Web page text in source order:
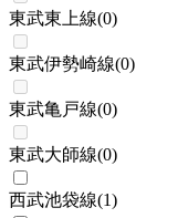
東武東上線(0)
東武伊勢崎線(0)
東武亀戸線(0)
東武大師線(0)
西武池袋線(1)